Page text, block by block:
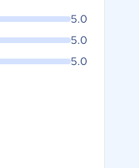
5.0
5.0
5.0